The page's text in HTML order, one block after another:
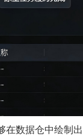
数据仓中绘制